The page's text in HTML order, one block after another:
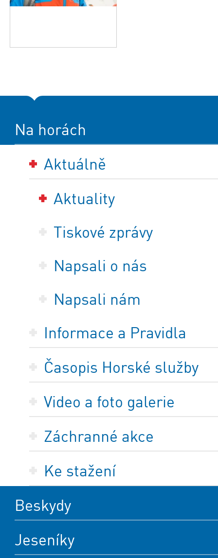
Na horách
Aktuálně
Aktuality
Tiskové zprávy
Napsali o nás
Napsali nám
Informace a Pravidla
Časopis Horské služby
Video a foto galerie
Záchranné akce
Ke stažení
Beskydy
Jeseníky